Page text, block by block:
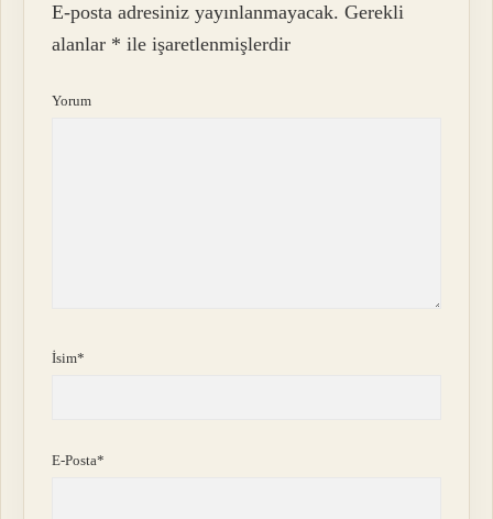
E-posta adresiniz yayınlanmayacak. Gerekli
alanlar * ile işaretlenmişlerdir
Yorum
İsim*
E-Posta*